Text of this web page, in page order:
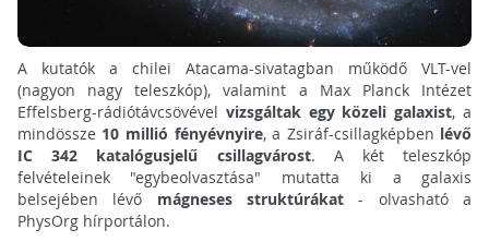
A kutatók a chilei Atacama-sivatagban működő VLT-vel
(nagyon nagy teleszkóp), valamint a Max Planck Intézet
Effelsberg-rádiótávcsövével vizsgáltak egy közeli galaxist, a
mindössze 10 millió fényévnyire, a Zsiráf-csillagképben lévő
IC 342 katalógusjelű csillagvárost. A két teleszkóp
felvételeinek "egybeolvasztása" mutatta ki a galaxis
belsejében lévő mágneses struktúrákat - olvasható a
PhysOrg hírportálon.